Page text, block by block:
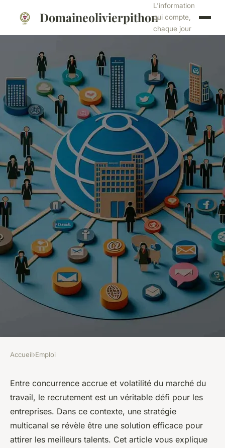
Domaineolivierpithon
L'information
qui compte,
chaque jour
Quels sont les avantages d'une
approche multicanal en
recrutement pour une
entreprise internationale ?
Accueil›Emploi
Entre concurrence accrue et volatilité du marché du
travail, le recrutement est un véritable défi pour les
entreprises. Dans ce contexte, une stratégie
multicanal se révèle être une solution efficace pour
attirer les meilleurs talents. Cet article vous explique